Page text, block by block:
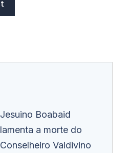
Jesuino Boabaid
lamenta a morte do
Conselheiro Valdivino